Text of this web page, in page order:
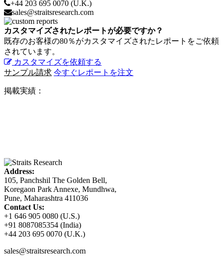
+44 203 695 0070 (U.K.)
sales@straitsresearch.com
カスタマイズされたレポートが必要ですか？
既存のお客様の80％がカスタマイズされたレポートをご依頼
されています。
カスタマイズを依頼する
サンプル請求 今すぐレポートを注文
掲載実績：
Address:
105, Panchshil The Golden Bell,
Koregaon Park Annexe, Mundhwa,
Pune, Maharashtra 411036
Contact Us:
+1 646 905 0080 (U.S.)
+91 8087085354 (India)
+44 203 695 0070 (U.K.)
sales@straitsresearch.com